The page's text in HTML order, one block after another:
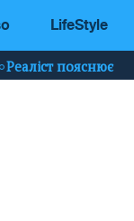
LifeStyle
Реаліст пояснює